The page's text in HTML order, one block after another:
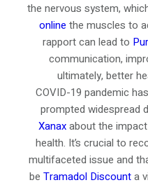
the nervous system,
online the muscles to
rapport can lead to
communication,
ultimately, better
COVID-19 pandemic has
prompted widespread
Xanaxabout the
health. It’s crucial to
multifaceted issue and
be Tramadol Discounta